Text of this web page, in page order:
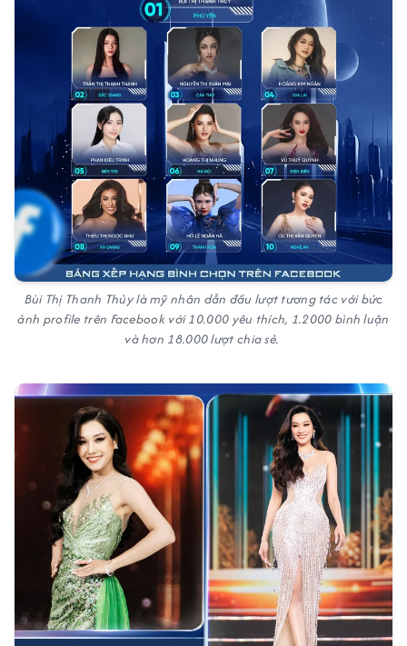
Bùi Thị Thanh Thủy là mỹ nhân dẫn đầu lượt tương tác với bức
ảnh profile trên Facebook với 10.000 yêu thích, 1.2000 bình luận
và hơn 18.000 lượt chia sẻ.